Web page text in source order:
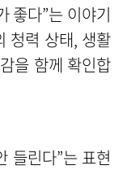
좋다”는 이야기
청력 상태, 생활
을 함께 확인합
들린다”는 표현